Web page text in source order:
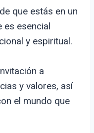
que estás en un
es esencial
y espiritual.
a
y valores, así
el mundo que